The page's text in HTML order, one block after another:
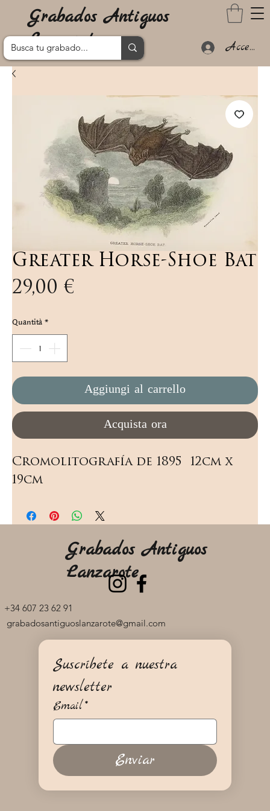
Grabados Antiguos
Lanzarote
Acceder
Greater Horse-Shoe Bat
29,00 €
Quantità*
Aggiungi al carrello
Acquista ora
Cromolitografía de 1895  12cm x
19cm
+34 607 23 62 91
grabadosantiguoslanzarote@gmail.com
Grabados Antiguos
Lanzarote
Suscríbete a nuestra
newsletter
Email*
Enviar